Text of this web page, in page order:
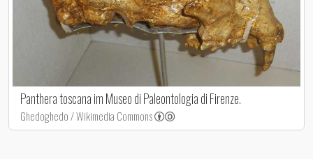
Panthera toscana im Museo di Paleontologia di Firenze.
Ghedoghedo / Wikimedia Commons